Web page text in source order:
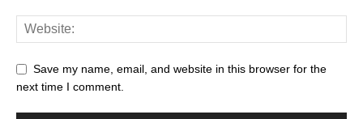
Save my name, email, and website in this browser for the
next time I comment.